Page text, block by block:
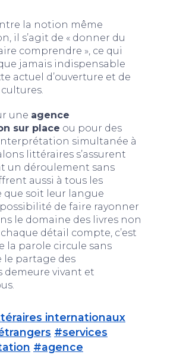
la notion même
il s’agit de « donner du
comprendre », ce qui
jamais indispensable
actuel d’ouverture et de
une agence
sur place ou pour des
simultanée à
littéraires s’assurent
un déroulement sans
aussi à tous les
que soit leur langue
de faire rayonner
le domaine des livres non
détail compte, c’est
la parole circule sans
le partage des
demeure vivant et
internationaux
#services
#agence